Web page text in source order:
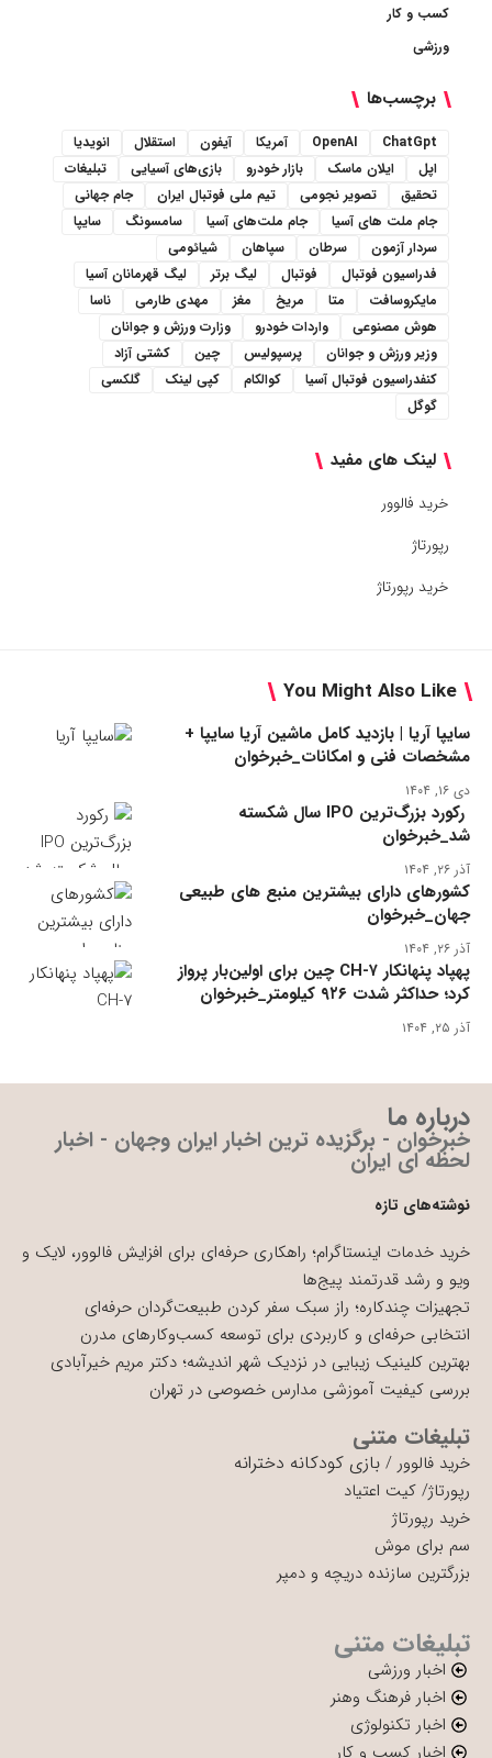
کسب و کار
ورزشی
برچسب‌ها
ChatGpt
OpenAI آمریکا آیفون استقلال
انویدیا
اپل
ایلان ماسک بازار خودرو بازی‌های آسیایی
تبلیغات
تحقیق
تصویر نجومی تیم ملی فوتبال ایران
جام جهانی
جام ملت های آسیا
جام ملت‌های آسیا سامسونگ
سایپا
سردار آزمون
سرطان سپاهان
شیائومی
فدراسیون فوتبال
فوتبال لیگ برتر
لیگ قهرمانان آسیا
مایکروسافت
متا مریخ مغز مهدی طارمی
ناسا
هوش مصنوعی
واردات خودرو
وزارت ورزش و جوانان
وزیر ورزش و جوانان
پرسپولیس چین
کشتی آزاد
کنفدراسیون فوتبال آسیا
کوالکام کپی لینک
گلکسی
گوگل
لینک های مفید
خرید فالوور
رپورتاژ
خرید رپورتاژ
You Might Also Like
سایپا آریا | بازدید کامل ماشین آریا سایپا +
مشخصات فنی و امکانات_خبرخوان
دی ۱۶, ۱۴۰۴
رکورد بزرگ‌ترین IPO سال شکسته
شد_خبرخوان
آذر ۲۶, ۱۴۰۴
کشورهای دارای بیشترین منبع های طبیعی
جهان_خبرخوان
آذر ۲۶, ۱۴۰۴
پهپاد پنهانکار CH-۷ چین برای اولین‌بار پرواز
کرد؛ حداکثر شدت ۹۲۶ کیلومتر_خبرخوان
آذر ۲۵, ۱۴۰۴
درباره ما
خبرخوان - برگزیده ترین اخبار ایران وجهان - اخبار
لحظه ای ایران
نوشته‌های تازه
خرید خدمات اینستاگرام؛ راهکاری حرفه‌ای برای افزایش فالوور، لایک و
ویو و رشد قدرتمند پیج‌ها
تجهیزات چندکاره؛ راز سبک سفر کردن طبیعت‌گردان حرفه‌ای
انتخابی حرفه‌ای و کاربردی برای توسعه کسب‌وکارهای مدرن
بهترین کلینیک زیبایی در نزدیک شهر اندیشه؛ دکتر مریم خیرآبادی
بررسی کیفیت آموزشی مدارس خصوصی در تهران
تبلیغات متنی
خرید فالوور / بازی کودکانه دخترانه
رپورتاژ/ کیت اعتیاد
خرید رپورتاژ
سم برای موش
بزرگترین سازنده دریچه و دمپر
تبلیغات متنی
اخبار ورزشی
اخبار فرهنگ وهنر
اخبار تکنولوژی
اخبار کسب و کار